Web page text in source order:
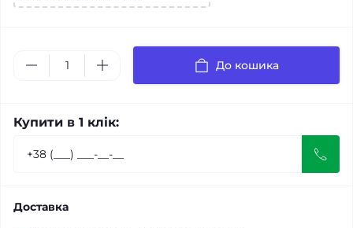
До кошика
Купити в 1 клік:
Доставка